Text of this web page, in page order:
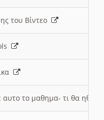
του Βίντεο
αυτο το μαθημα- τι θα